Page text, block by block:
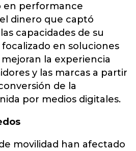
en performance
dinero que captó
capacidades de su
en soluciones
la experiencia
y las marcas a partir
de la
por medios digitales.
movilidad han afectado